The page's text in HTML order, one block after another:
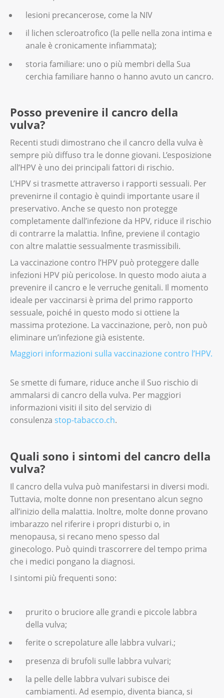
lesioni precancerose, come la NIV
il lichen scleroatrofico (la pelle nella zona intima e
anale è cronicamente infiammata);
storia familiare: uno o più membri della Sua
cerchia familiare hanno o hanno avuto un cancro.
Posso prevenire il cancro della
vulva?
Recenti studi dimostrano che il cancro della vulva è
sempre più diffuso tra le donne giovani. L’esposizione
all’HPV è uno dei principali fattori di rischio.
L’HPV si trasmette attraverso i rapporti sessuali. Per
prevenirne il contagio è quindi importante usare il
preservativo. Anche se questo non protegge
completamente dall’infezione da HPV, riduce il rischio
di contrarre la malattia. Infine, previene il contagio
con altre malattie sessualmente trasmissibili.
La vaccinazione contro l’HPV può proteggere dalle
infezioni HPV più pericolose. In questo modo aiuta a
prevenire il cancro e le verruche genitali. Il momento
ideale per vaccinarsi è prima del primo rapporto
sessuale, poiché in questo modo si ottiene la
massima protezione. La vaccinazione, però, non può
eliminare un’infezione già esistente.
Maggiori informazioni sulla vaccinazione contro l’HPV.
Se smette di fumare, riduce anche il Suo rischio di
ammalarsi di cancro della vulva. Per maggiori
informazioni visiti il sito del servizio di
consulenza stop-tabacco.ch.
Quali sono i sintomi del cancro della
vulva?
Il cancro della vulva può manifestarsi in diversi modi.
Tuttavia, molte donne non presentano alcun segno
all’inizio della malattia. Inoltre, molte donne provano
imbarazzo nel riferire i propri disturbi o, in
menopausa, si recano meno spesso dal
ginecologo. Può quindi trascorrere del tempo prima
che i medici pongano la diagnosi.
I sintomi più frequenti sono:
prurito o bruciore alle grandi e piccole labbra
della vulva;
ferite o screpolature alle labbra vulvari.;
presenza di brufoli sulle labbra vulvari;
la pelle delle labbra vulvari subisce dei
cambiamenti. Ad esempio, diventa bianca, si